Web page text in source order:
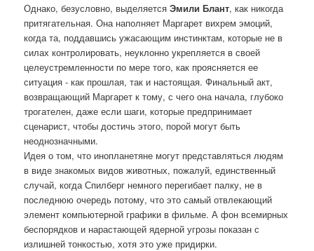
Однако, безусловно, выделяетсяЭмили Блант, как никогда
притягательная. Она наполняет Маргарет вихрем эмоций,
когда та, поддавшись ужасающим инстинктам, которые не в
силах контролировать, неуклонно укрепляется в своей
целеустремленности по мере того, как проясняется ее
ситуация - как прошлая, так и настоящая. Финальный акт,
возвращающий Маргарет к тому, с чего она начала, глубоко
трогателен, даже если шаги, которые предпринимает
сценарист, чтобы достичь этого, порой могут быть
неоднозначными.
Идея о том, что инопланетяне могут представляться людям
в виде знакомых видов животных, пожалуй, единственный
случай, когда Спилберг немного перегибает палку, не в
последнюю очередь потому, что это самый отвлекающий
элемент компьютерной графики в фильме. А фон всемирных
беспорядков и нарастающей ядерной угрозы показан с
излишней тонкостью, хотя это уже придирки.